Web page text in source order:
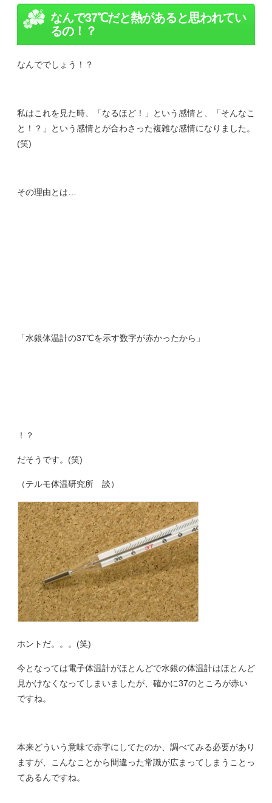
なんで37℃だと熱があると思われてい
るの！？
なんででしょう！？
私はこれを見た時、「なるほど！」という感情と、「そんなこ
と！？」という感情とが合わさった複雑な感情になりました。
(笑)
その理由とは…
「水銀体温計の37℃を示す数字が赤かったから」
！？
だそうです。(笑)
（テルモ体温研究所 談）
ホントだ。。。(笑)
今となっては電子体温計がほとんどで水銀の体温計はほとんど
見かけなくなってしまいましたが、確かに37のところが赤い
ですね。
本来どういう意味で赤字にしてたのか、調べてみる必要があり
ますが、こんなことから間違った常識が広まってしまうことっ
てあるんですね。